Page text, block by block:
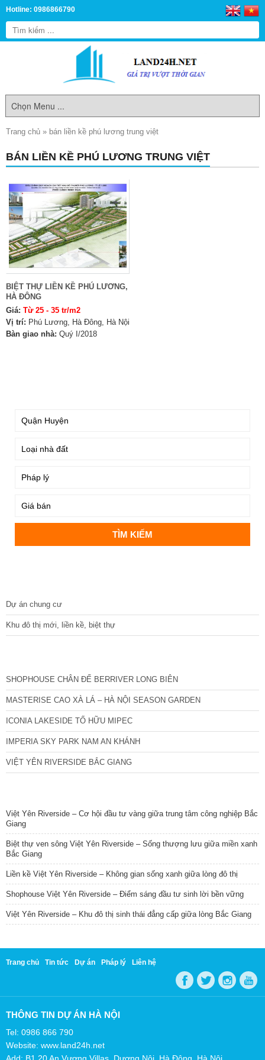
Hotline: 0986866790
Trang chủ » bán liền kề phú lương trung việt
BÁN LIỀN KỀ PHÚ LƯƠNG TRUNG VIỆT
BIỆT THỰ LIỀN KỀ PHÚ LƯƠNG,
HÀ ĐÔNG
Giá: Từ 25 - 35 tr/m2
Vị trí: Phú Lương, Hà Đông, Hà Nội
Bàn giao nhà: Quý I/2018
Dự án chung cư
Khu đô thị mới, liền kề, biệt thự
SHOPHOUSE CHÂN ĐẾ BERRIVER LONG BIÊN
MASTERISE CAO XÀ LÁ – HÀ NỘI SEASON GARDEN
ICONIA LAKESIDE TỐ HỮU MIPEC
IMPERIA SKY PARK NAM AN KHÁNH
VIỆT YÊN RIVERSIDE BẮC GIANG
Việt Yên Riverside – Cơ hội đầu tư vàng giữa trung tâm công nghiệp Bắc
Giang
Biệt thự ven sông Việt Yên Riverside – Sống thượng lưu giữa miền xanh
Bắc Giang
Liền kề Việt Yên Riverside – Không gian sống xanh giữa lòng đô thị
Shophouse Việt Yên Riverside – Điểm sáng đầu tư sinh lời bền vững
Việt Yên Riverside – Khu đô thị sinh thái đẳng cấp giữa lòng Bắc Giang
Trang chủ Tin tức Dự án Pháp lý Liên hệ
THÔNG TIN DỰ ÁN HÀ NỘI
Tel: 0986 866 790
Website: www.land24h.net